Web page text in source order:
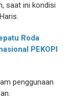
saat ini kondisi
Roda
PEKOPI
penggunaan